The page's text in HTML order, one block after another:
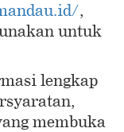
,
untuk
lengkap
membuka